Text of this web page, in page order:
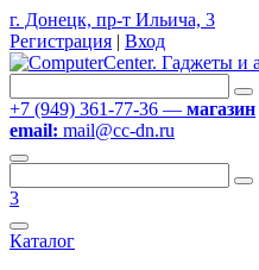
г. Донецк, пр-т Ильича, 3
Регистрация | Вход
+7 (949) 361-77-36 — магазин
email: mail@cc-dn.ru
3
Каталог